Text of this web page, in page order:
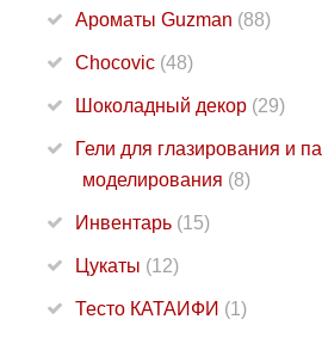
Ароматы Guzman (88)
Chocovic (48)
Шоколадный декор (29)
Гели для глазирования и
моделирования (8)
Инвентарь (15)
Цукаты (12)
Тесто КАТАИФИ (1)